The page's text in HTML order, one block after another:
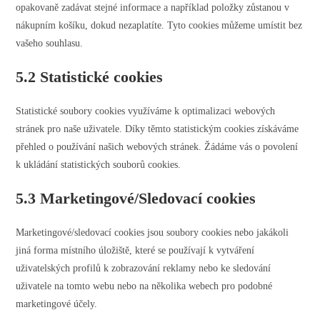
opakovaně zadávat stejné informace a například položky zůstanou v
nákupním košíku, dokud nezaplatíte. Tyto cookies můžeme umístit bez
vašeho souhlasu.
5.2 Statistické cookies
Statistické soubory cookies využíváme k optimalizaci webových
stránek pro naše uživatele. Díky těmto statistickým cookies získáváme
přehled o používání našich webových stránek. Žádáme vás o povolení
k ukládání statistických souborů cookies.
5.3 Marketingové/Sledovací cookies
Marketingové/sledovací cookies jsou soubory cookies nebo jakákoli
jiná forma místního úložiště, které se používají k vytváření
uživatelských profilů k zobrazování reklamy nebo ke sledování
uživatele na tomto webu nebo na několika webech pro podobné
marketingové účely.